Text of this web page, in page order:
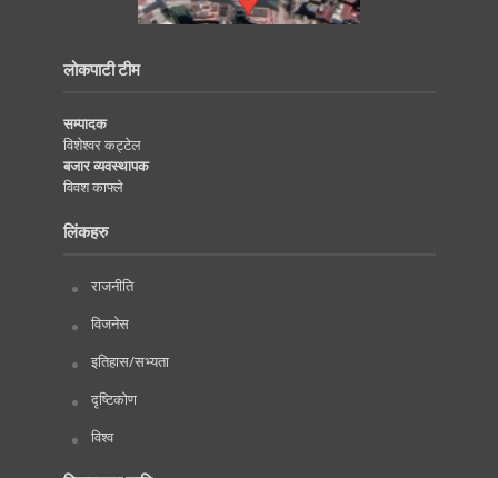
लोकपाटी टीम
सम्पादक
विशेश्वर कट्टेल
बजार व्यवस्थापक
विवश काफ्ले
लिंकहरु
राजनीति
विजनेस
इतिहास/सभ्यता
दृष्टिकोण
विश्व